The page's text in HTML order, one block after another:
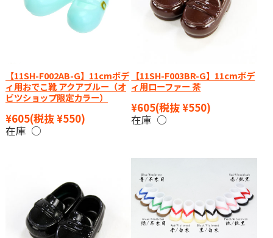
【11SH-F002AB-G】11cmボデ
ィ用おでこ靴 アクアブルー（オ
ビツショップ限定カラー）
¥605(税抜 ¥550)
在庫 ○
【11SH-F003BR-G】11cmボデ
ィ用ローファー 茶
¥605(税抜 ¥550)
在庫 ○